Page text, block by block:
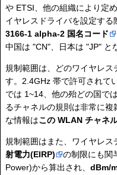
や ETSI、他の組織により定
イヤレスドライバを設定す
3166-1 alpha-2 国名コード
中国は "CN"、日本は "JP" と
規制範囲は、どのワイヤレス
す。2.4GHz 帯で許可されて
では 1~14、他の殆どの国で
るチャネルの規則は非常に
な情報はこの WLAN チャネ
規制範囲はまた、ワイヤレ
射電力(EIRP)
の制限にも関
Power)から算出され、 dBm/